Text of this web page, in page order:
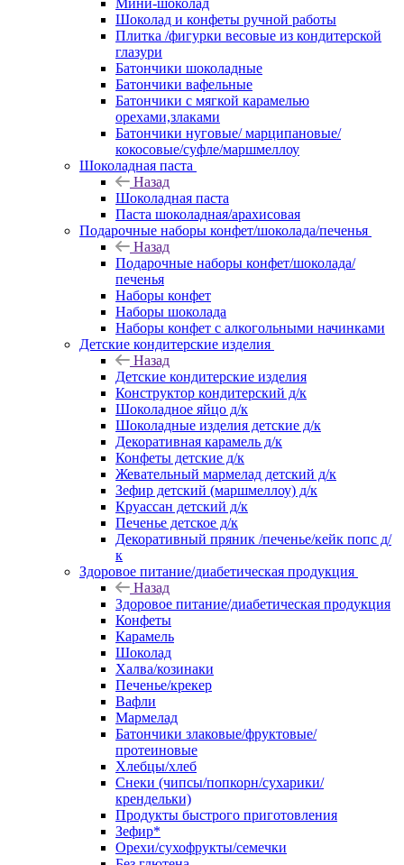
Мини-шоколад
Шоколад и конфеты ручной работы
Плитка /фигурки весовые из кондитерской
глазури
Батончики шоколадные
Батончики вафельные
Батончики с мягкой карамелью
орехами,злаками
Батончики нуговые/ марципановые/
кокосовые/суфле/маршмеллоу
Шоколадная паста
Назад
Шоколадная паста
Паста шоколадная/арахисовая
Подарочные наборы конфет/шоколада/печенья
Назад
Подарочные наборы конфет/шоколада/
печенья
Наборы конфет
Наборы шоколада
Наборы конфет с алкогольными начинками
Детские кондитерские изделия
Назад
Детские кондитерские изделия
Конструктор кондитерский д/к
Шоколадное яйцо д/к
Шоколадные изделия детские д/к
Декоративная карамель д/к
Конфеты детские д/к
Жевательный мармелад детский д/к
Зефир детский (маршмеллоу) д/к
Круассан детский д/к
Печенье детское д/к
Декоративный пряник /печенье/кейк попс д/
к
Здоровое питание/диабетическая продукция
Назад
Здоровое питание/диабетическая продукция
Конфеты
Карамель
Шоколад
Халва/козинаки
Печенье/крекер
Вафли
Мармелад
Батончики злаковые/фруктовые/
протеиновые
Хлебцы/хлеб
Снеки (чипсы/попкорн/сухарики/
крендельки)
Продукты быстрого приготовления
Зефир*
Орехи/сухофрукты/семечки